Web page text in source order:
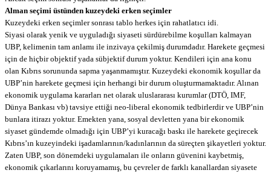
Alman seçimi üstünden kuzeydeki erken seçimler
Kuzeydeki erken seçimler sonrası tablo herkes için rahatlatıcı idi.
Siyasi olarak yenik ve uyguladığı siyaseti sürdürebilme koşulları kalmayan
UBP, kelimenin tam anlamı ile inzivaya çekilmiş durumdadır. Harekete geçmesi
için de hiçbir objektif yada sübjektif durum yoktur. Kendileri için ana konu
olan Kıbrıs sorununda sapma yaşanmamıştır. Kuzeydeki ekonomik koşullar da
UBP’nin harekete geçmesi için herhangi bir durum oluşturmamaktadır. Alınan
ekonomik uygulama kararları net olarak uluslararası kurumlar (DTÖ, IMF,
Dünya Bankası vb) tavsiye ettiği neo-liberal ekonomik tedbirlerdir ve UBP’nin
bunlara itirazı yoktur. Emekten yana, sosyal devletten yana bir ekonomik
siyaset gündemde olmadığı için UBP’yi kuracağı baskı ile harekete geçirecek
Kıbrıs’ın kuzeyindeki işadamlarının/kadınlarının da süreçten şikayetleri yoktur.
Zaten UBP, son dönemdeki uygulamaları ile onların güvenini kaybetmiş,
ekonomik çıkarlarını koruyamamış, bu çevreler de farklı kanallardan siyasete